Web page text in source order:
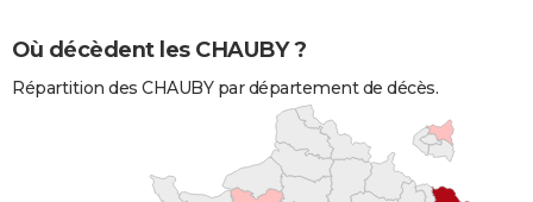
Où décèdent les CHAUBY ?
Répartition des CHAUBY par département de décès.